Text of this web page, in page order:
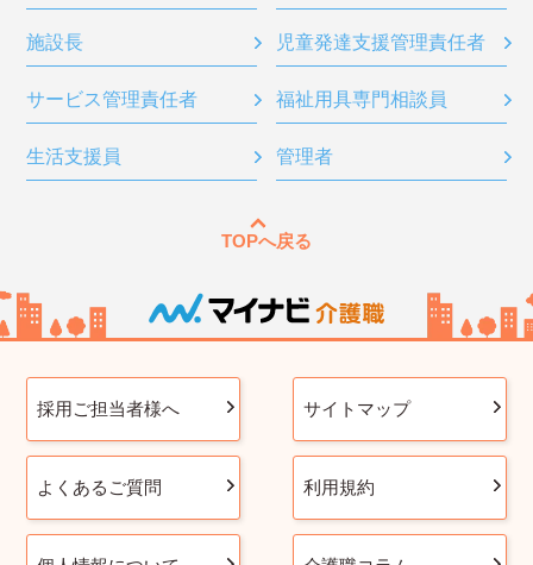
施設長 児童発達支援管理責任者
サービス管理責任者 福祉用具専門相談員
生活支援員 管理者
TOPへ戻る
採用ご担当者様へ サイトマップ
よくあるご質問 利用規約